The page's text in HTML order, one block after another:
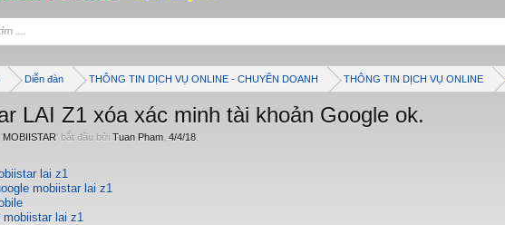
Diễn đàn THÔNG TIN DỊCH VỤ ONLINE - CHUYÊN DOANH THÔNG TIN DỊCH VỤ ONLINE
LAI Z1 xóa xác minh tài khoản Google ok.
MOBIISTAR' bắt đầu bởi Tuan Pham 4/4/18
lai z1
mobiistar lai z1
mobiistar lai z1